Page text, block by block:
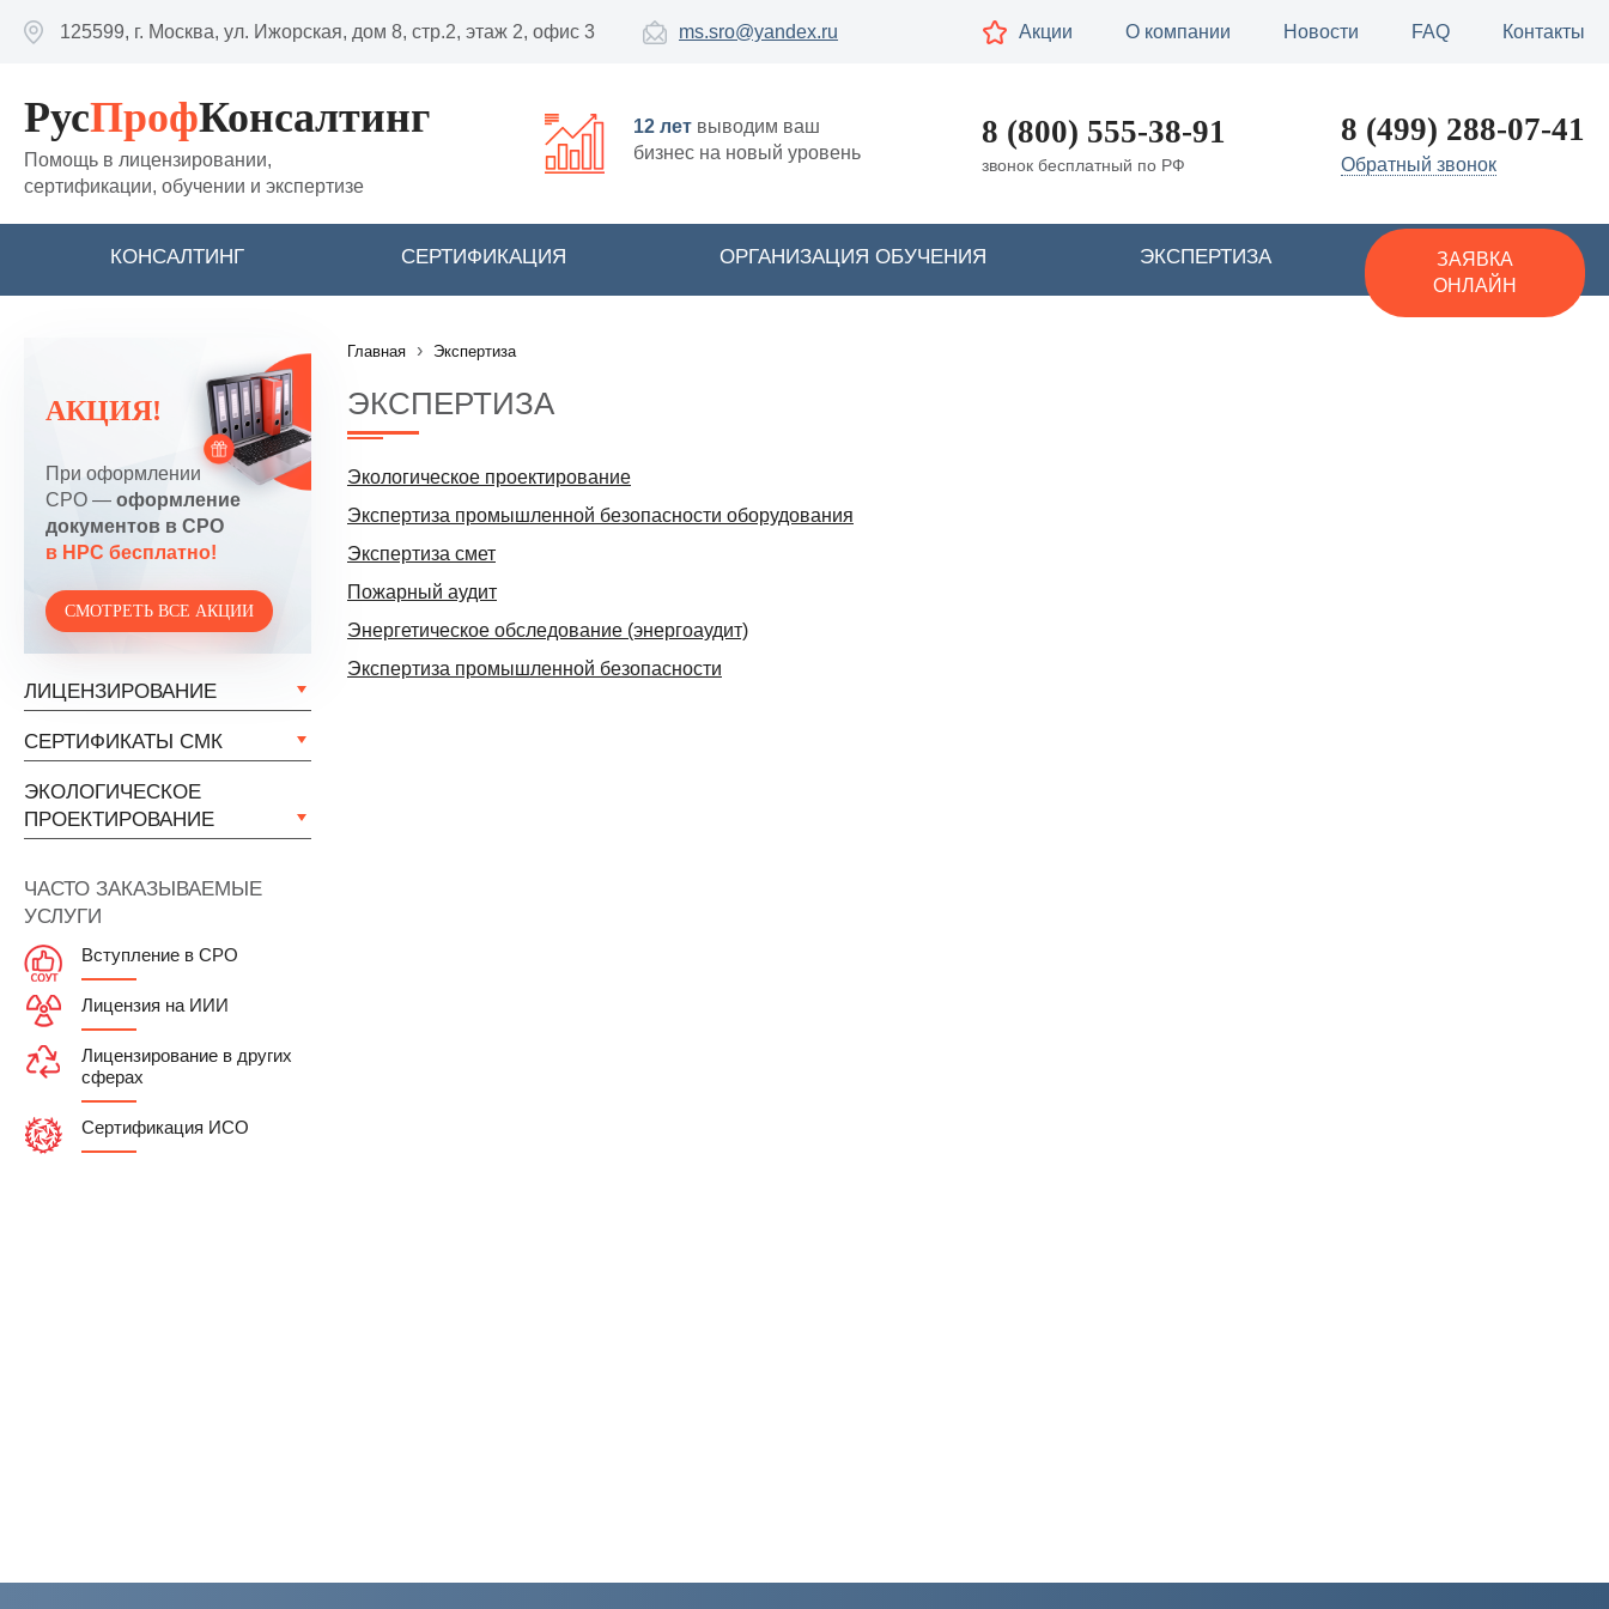
125599, г. Москва, ул. Ижорская, дом 8, стр.2, этаж 2, офис 3
ms.sro@yandex.ru Акции О компании Новости FAQ Контакты
РусПрофКонсалтинг
Помощь в лицензировании,
сертификации, обучении и экспертизе
12 лет выводим ваш
бизнес на новый уровень
8 (800) 555-38-91
звонок бесплатный по РФ
8 (499) 288-07-41
Обратный звонок
КОНСАЛТИНГ СЕРТИФИКАЦИЯ ОРГАНИЗАЦИЯ ОБУЧЕНИЯ ЭКСПЕРТИЗА
ЗАЯВКА
ОНЛАЙН
Главная › Экспертиза
АКЦИЯ!
При оформлении
СРО — оформление
документов в СРО
в НРС бесплатно!
СМОТРЕТЬ ВСЕ АКЦИИ
ЛИЦЕНЗИРОВАНИЕ
СЕРТИФИКАТЫ СМК
ЭКОЛОГИЧЕСКОЕ
ПРОЕКТИРОВАНИЕ
ЧАСТО ЗАКАЗЫВАЕМЫЕ
УСЛУГИ
Вступление в СРО
Лицензия на ИИИ
Лицензирование в других
сферах
Сертификация ИСО
ЭКСПЕРТИЗА
Экологическое проектирование
Экспертиза промышленной безопасности оборудования
Экспертиза смет
Пожарный аудит
Энергетическое обследование (энергоаудит)
Экспертиза промышленной безопасности